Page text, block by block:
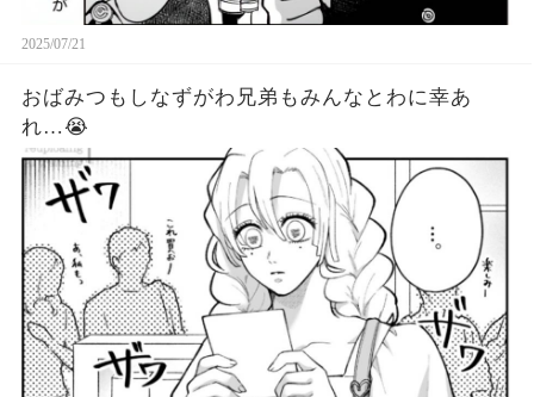
2025/07/21
おばみつもしなずがわ兄弟もみんなとわに幸あ
れ…😭